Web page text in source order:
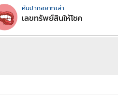
คันปากอยากเล่า
เลขทรัพย์สินให้โชค